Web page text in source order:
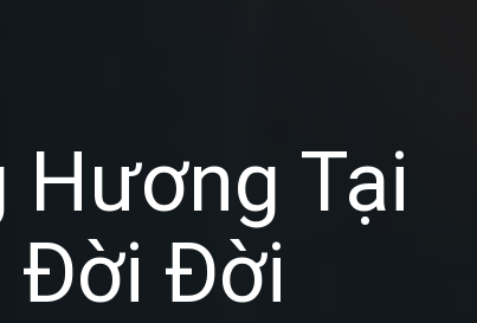
Hương Tại
Đời Đời